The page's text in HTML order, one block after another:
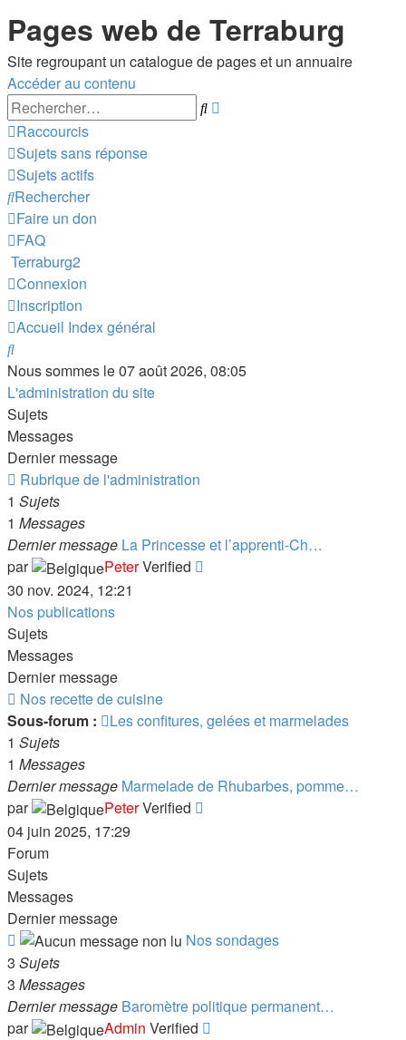
Pages web de Terraburg
Site regroupant un catalogue de pages et un annuaire
Accéder au contenu
Rechercher
Raccourcis
Sujets sans réponse
Sujets actifs
Rechercher
Faire un don
FAQ
Terraburg2
Connexion
Inscription
Accueil Index général
Rechercher
Nous sommes le 07 août 2026, 08:05
L'administration du site
Sujets
Messages
Dernier message
Flux
-
Rubrique
de
l'administration
Rubrique de l'administration
1 Sujets
1 Messages
Dernier message La Princesse et l’apprenti-Ch…
par
PeterVerified
30 nov. 2024, 12:21
Nos publications
Sujets
Messages
Dernier message
Flux
-
Nos
recette
de
cuisine
Nos recette de cuisine
Sous-forum :
Les confitures, gelées et marmelades
1 Sujets
1 Messages
Dernier message Marmelade de Rhubarbes, pomme…
par
PeterVerified
04 juin 2025, 17:29
Forum
Sujets
Messages
Dernier message
Flux
-
Nos
sondages
Nos sondages
3 Sujets
3 Messages
Dernier message Baromètre politique permanent…
par
Admin Verified